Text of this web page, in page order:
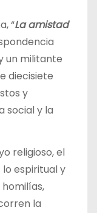
“La amistad
un militante
diecisiete
y
social y la
religioso, el
espiritual y
la